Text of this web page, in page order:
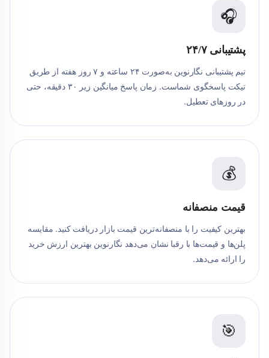
🎧
پشتیبانی ۲۴/۷
تیم پشتیبانی نگارنوین به‌صورت ۲۴ ساعته و ۷ روز هفته از طریق
تیکت پاسخگوی شماست. زمان پاسخ میانگین زیر ۳۰ دقیقه، حتی
در روزهای تعطیل.
💰
قیمت منصفانه
بهترین کیفیت را با منصفانه‌ترین قیمت بازار دریافت کنید. مقایسه
پلن‌ها و قیمت‌ها با رقبا نشان می‌دهد نگارنوین بهترین ارزش خرید
را ارائه می‌دهد.
🎯